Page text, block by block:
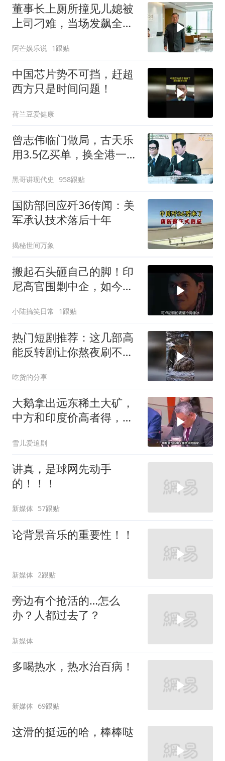
董事长上厕所撞见儿媳被
上司刁难，当场发飙全场
阿芒娱乐说 1跟贴
中国芯片势不可挡，赶超
西方只是时间问题！
荷兰豆爱健康
曾志伟临门做局，古天乐
用3.5亿买单，换全港一声
黑哥讲现代史 958跟贴
国防部回应歼36传闻：美
军承认技术落后十年
揭秘世间万象
搬起石头砸自己的脚！印
尼高官围剿中企，如今烂
小陆搞笑日常 1跟贴
热门短剧推荐：这几部高
能反转剧让你熬夜刷不
吃货的分享
大鹅拿出远东稀土大矿，
中方和印度价高者得，背
雪儿爱追剧
讲真，是球网先动手
的！！！
新媒体 57跟贴
论背景音乐的重要性！！
新媒体 2跟贴
旁边有个抢活的…怎么
办？人都过去了？
新媒体
多喝热水，热水治百病！
新媒体 69跟贴
这滑的挺远的哈，棒棒哒